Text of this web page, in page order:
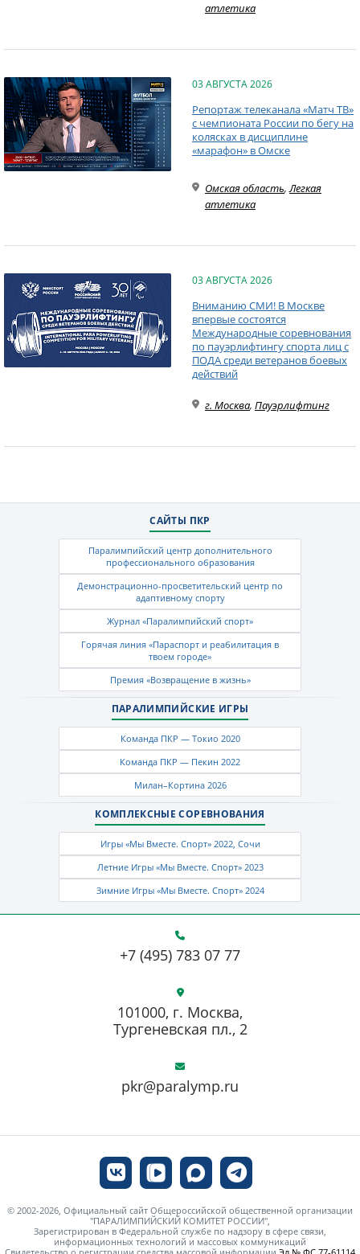
атлетика
03 АВГУСТА 2026
Репортаж телеканала «Матч ТВ»
с чемпионата России по бегу на
колясках в дисциплине
«марафон» в Омске
Омская область,Легкая
атлетика
03 АВГУСТА 2026
Вниманию СМИ! В Москве
впервые состоятся
Международные соревнования
по пауэрлифтингу спорта лиц с
ПОДА среди ветеранов боевых
действий
г. Москва, Пауэрлифтинг
САЙТЫ ПКР
Паралимпийский центр дополнительного
профессионального образования
Демонстрационно-просветительский центр по
адаптивному спорту
Журнал «Паралимпийский спорт»
Горячая линия «Параспорт и реабилитация в
твоем городе»
Премия «Возвращение в жизнь»
ПАРАЛИМПИЙСКИЕ ИГРЫ
Команда ПКР — Токио 2020
Команда ПКР — Пекин 2022
Милан–Кортина 2026
КОМПЛЕКСНЫЕ СОРЕВНОВАНИЯ
Игры «Мы Вместе. Спорт» 2022, Сочи
Летние Игры «Мы Вместе. Спорт» 2023
Зимние Игры «Мы Вместе. Спорт» 2024
+7 (495) 783 07 77
pkr@paralymp.ru
101000, г. Москва,
Тургеневская пл., 2
© 2002-2026, Официальный сайт Общероссийской общественной организации
"ПАРАЛИМПИЙСКИЙ КОМИТЕТ РОССИИ",
Зарегистрирован в Федеральной службе по надзору в сфере связи,
информационных технологий и массовых коммуникаций